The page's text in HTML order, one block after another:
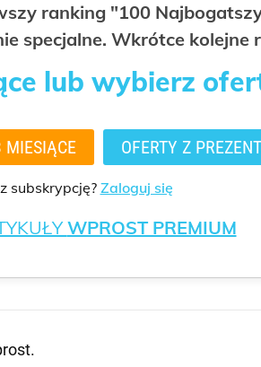
ranking "100
specjalne. Wkrótce kolejne
lub wybierz
MIESIĄCE OFERTY Z
subskrypcję? Zaloguj się
WPROST PREMIUM
.